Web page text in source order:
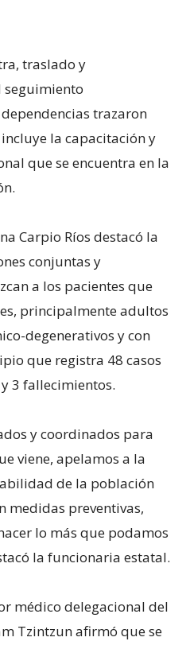
traslado y
seguimiento
trazaron
la capacitación y
que se encuentra en la
Carpio Ríos destacó la
conjuntas y
a los pacientes que
principalmente adultos
degenerativos y con
que registra 48 casos
3 fallecimientos.
y coordinados para
viene, apelamos a la
de la población
medidas preventivas,
lo más que podamos
la funcionaria estatal.
médico delegacional del
Tzintzun afirmó que se